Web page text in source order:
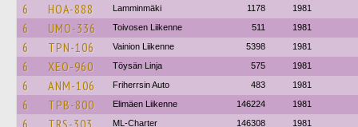
6 HOA-888 Lamminmäki 1178 1981
6 UMO-336 Toivosen Liikenne 511 1981
6 TPN-106 Vainion Liikenne 5398 1981
6 XEO-960 Töysän Linja 575 1981
6 ANM-106 Friherrsin Auto 483 1981
6 TPB-800 Elimäen Liikenne 146224 1981
6 TRS-303 ML-Charter 146308 1981